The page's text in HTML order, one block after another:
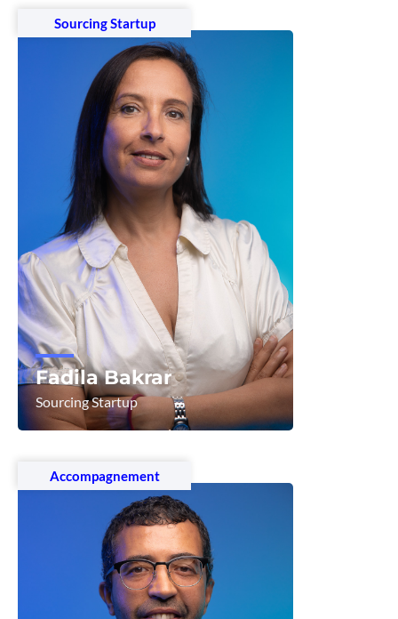
Sourcing Startup
Fadila Bakrar
Sourcing Startup
Accompagnement